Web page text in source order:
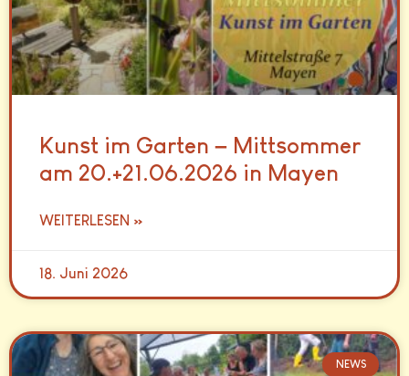
Kunst im Garten – Mittsommer
am 20.+21.06.2026 in Mayen
WEITERLESEN »
18. Juni 2026
NEWS